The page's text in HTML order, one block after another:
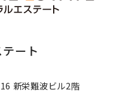
ート
新栄難波ビル2階